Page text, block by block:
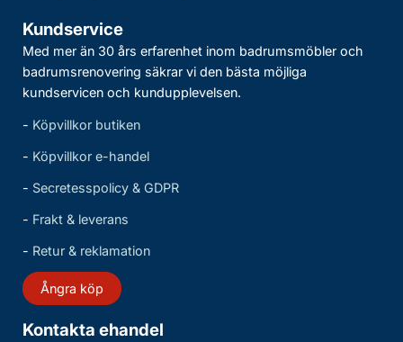
Kundservice
Med mer än 30 års erfarenhet inom badrumsmöbler och
badrumsrenovering säkrar vi den bästa möjliga
kundservicen och kundupplevelsen.
- Köpvillkor butiken
- Köpvillkor e-handel
- Secretesspolicy & GDPR
- Frakt & leverans
- Retur & reklamation
Ångra köp
Kontakta ehandel